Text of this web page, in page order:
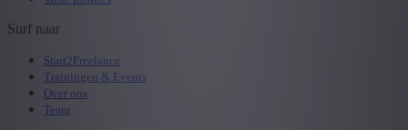
Surf naar
Start2Freelance
Trainingen & Events
Over ons
Team